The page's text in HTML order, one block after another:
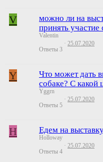
V
можно ли на
принять участие
Valentin
Ответы 3
25.07.2020
Y
Что может дать
собаке? С какой
Yggrn
Ответы 5
25.07.2020
H Едем на
Holloway
Ответы 4
25.07.2020